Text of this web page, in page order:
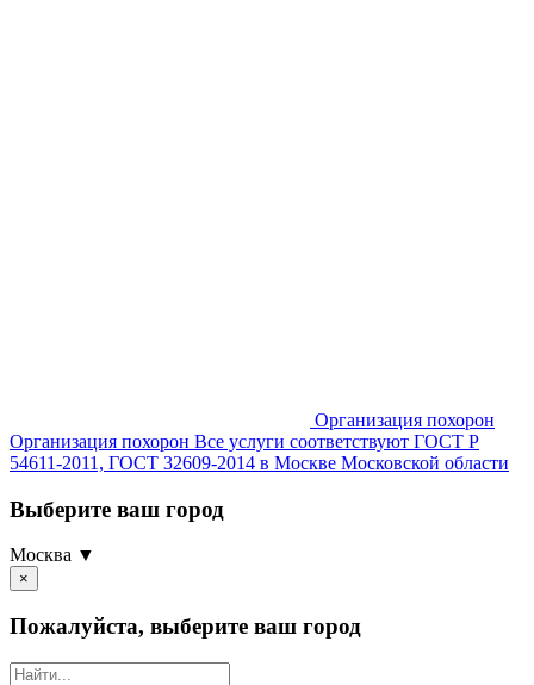
Организация похорон
Организация похорон Все услуги соответствуют ГОСТ Р
54611-2011, ГОСТ 32609-2014 в Москве Московской области
Выберите ваш город
Москва ▼
×
Пожалуйста, выберите ваш город